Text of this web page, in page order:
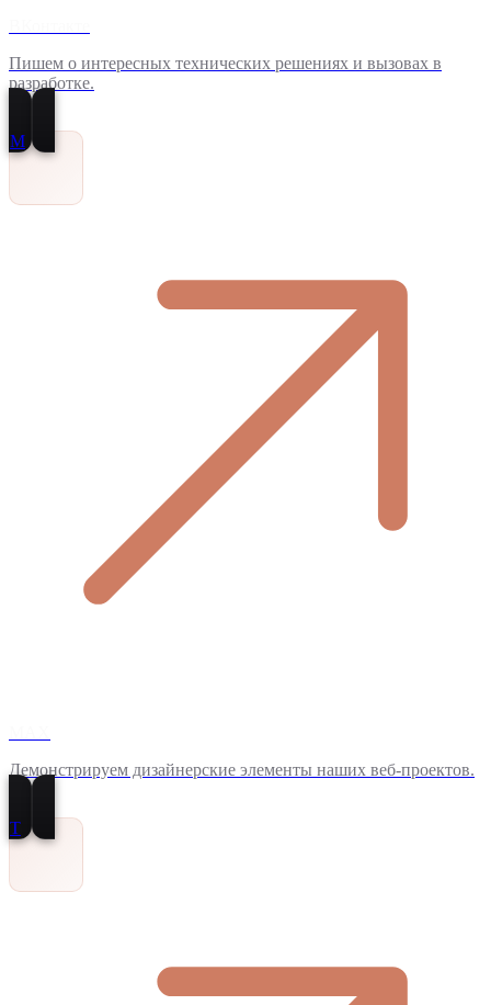
Пишем о интересных технических решениях и вызовах в
разработке.
M
Демонстрируем дизайнерские элементы наших веб-проектов.
T